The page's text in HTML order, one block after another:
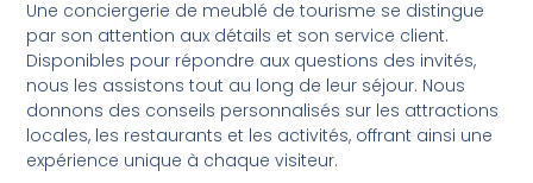
Une conciergerie de meublé de tourisme se distingue
par son attention aux détails et son service client.
Disponibles pour répondre aux questions des invités,
nous les assistons tout au long de leur séjour. Nous
donnons des conseils personnalisés sur les attractions
locales, les restaurants et les activités, offrant ainsi une
expérience unique à chaque visiteur.